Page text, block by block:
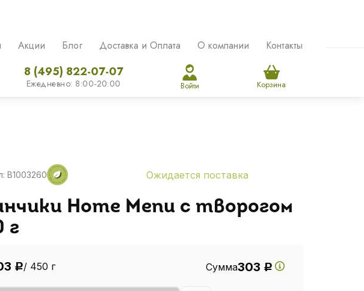
Акции Блог Доставка и Оплата О компании Контакты
8 (495) 822-07-07
Ежедневно: 8:00-20:00 Войти Корзина
B1003260 Ожидается поставка
Home Menu с творогом
г
Р/ 450 г Сумма303 Р